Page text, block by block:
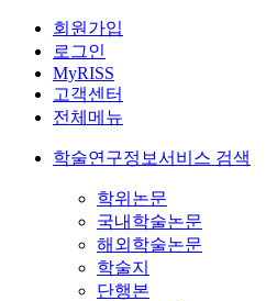
회원가입
로그인
MyRISS
고객센터
전체메뉴
학술연구정보서비스 검색
학위논문
국내학술논문
해외학술논문
학술지
단행본